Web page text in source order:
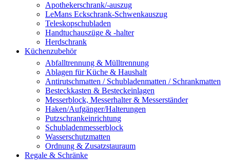
Apothekerschrank/-auszug
LeMans Eckschrank-Schwenkauszug
Teleskopschubladen
Handtuchauszüge & -halter
Herdschrank
Küchenzubehör
Abfalltrennung & Mülltrennung
Ablagen für Küche & Haushalt
Antirutschmatten / Schubladenmatten / Schrankmatten
Besteckkasten & Besteckeinlagen
Messerblock, Messerhalter & Messerständer
Haken/Aufgänger/Halterungen
Putzschrankeinrichtung
Schubladenmesserblock
Wasserschutzmatten
Ordnung & Zusatzstauraum
Regale & Schränke